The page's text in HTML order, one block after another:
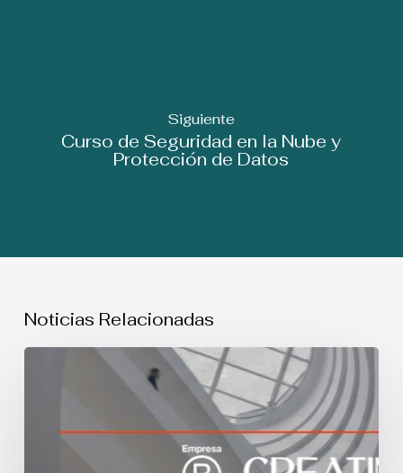
Siguiente
Curso de Seguridad en la Nube y
Protección de Datos
Noticias Relacionadas
USO